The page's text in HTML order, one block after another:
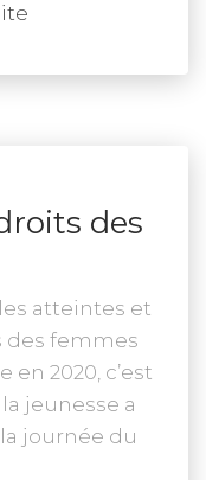
des
atteintes et
des femmes
en 2020, c’est
jeunesse a
journée du